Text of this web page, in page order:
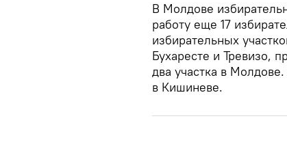
В Молдове
работу еще 17
избирательных
Бухаресте и Тревизо,
два участка в
в Кишиневе.